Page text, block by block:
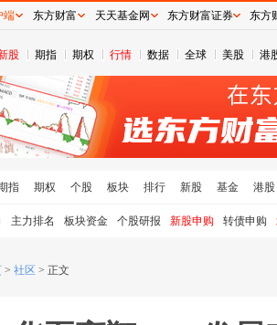
股 期指 期权 行情 数据 全球 美股 港
指 期权 个股 板块 排行 新股 基金 港股
主力排名 板块资金 个股研报 新股申购 转债申购
> 社区 > 正文
端 东方财富 天天基金网 东方财富证券 东方